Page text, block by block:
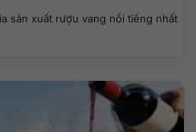
sản xuất rượu vang nổi tiếng nhất